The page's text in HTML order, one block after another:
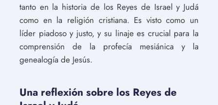
tanto en la historia de los Reyes de Israel y Judá
como en la religión cristiana. Es visto como un
líder piadoso y justo, y su linaje es crucial para la
comprensión de la profecía mesiánica y la
genealogía de Jesús.
Una reflexión sobre los Reyes de